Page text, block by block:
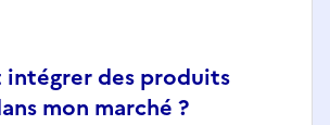
intégrer des produits
mon marché ?